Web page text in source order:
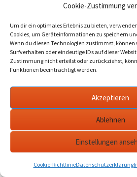
Cookie-Zustimmung
Um dir ein optimales Erlebnis zu bieten,
Cookies, um Geräteinformationen zu speichern
Wenn du diesen Technologien zustimmst, können
Surfverhalten oder eindeutige IDs auf dieser
Zustimmung nicht erteilst oder zurückziehst,
Funktionen beeinträchtigt werden.
Akzeptieren
Ablehnen
Einstellungen
Cookie-RichtlinieDatenschutzerklärung
Der „Baldacco“ an der Fußwegbrücke
den Havelauen wurde an dieser Stelle
thematisiert. Jetzt ist er
Datenschutzerklärung